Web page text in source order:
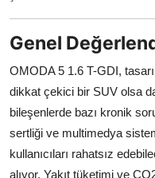
Genel
OMODA 5 1.6 T-GDI,
dikkat çekici bir SUV olsa
bileşenlerde bazı kronik
sertliği ve multimedya
kullanıcıları rahatsız
alıyor. Yakıt tüketimi ve